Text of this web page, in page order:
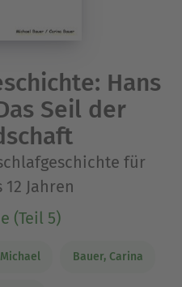
Hans
Seil der
für
Jahren
(Teil 5)
Bauer, Carina